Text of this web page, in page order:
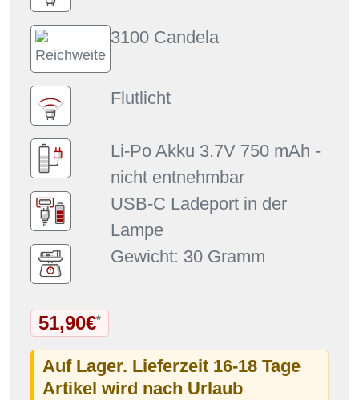
3100 Candela
Flutlicht
Li-Po Akku 3.7V 750 mAh -
nicht entnehmbar
USB-C Ladeport in der
Lampe
Gewicht: 30 Gramm
51,90€*
Auf Lager. Lieferzeit 16-18 Tage
Artikel wird nach Urlaub